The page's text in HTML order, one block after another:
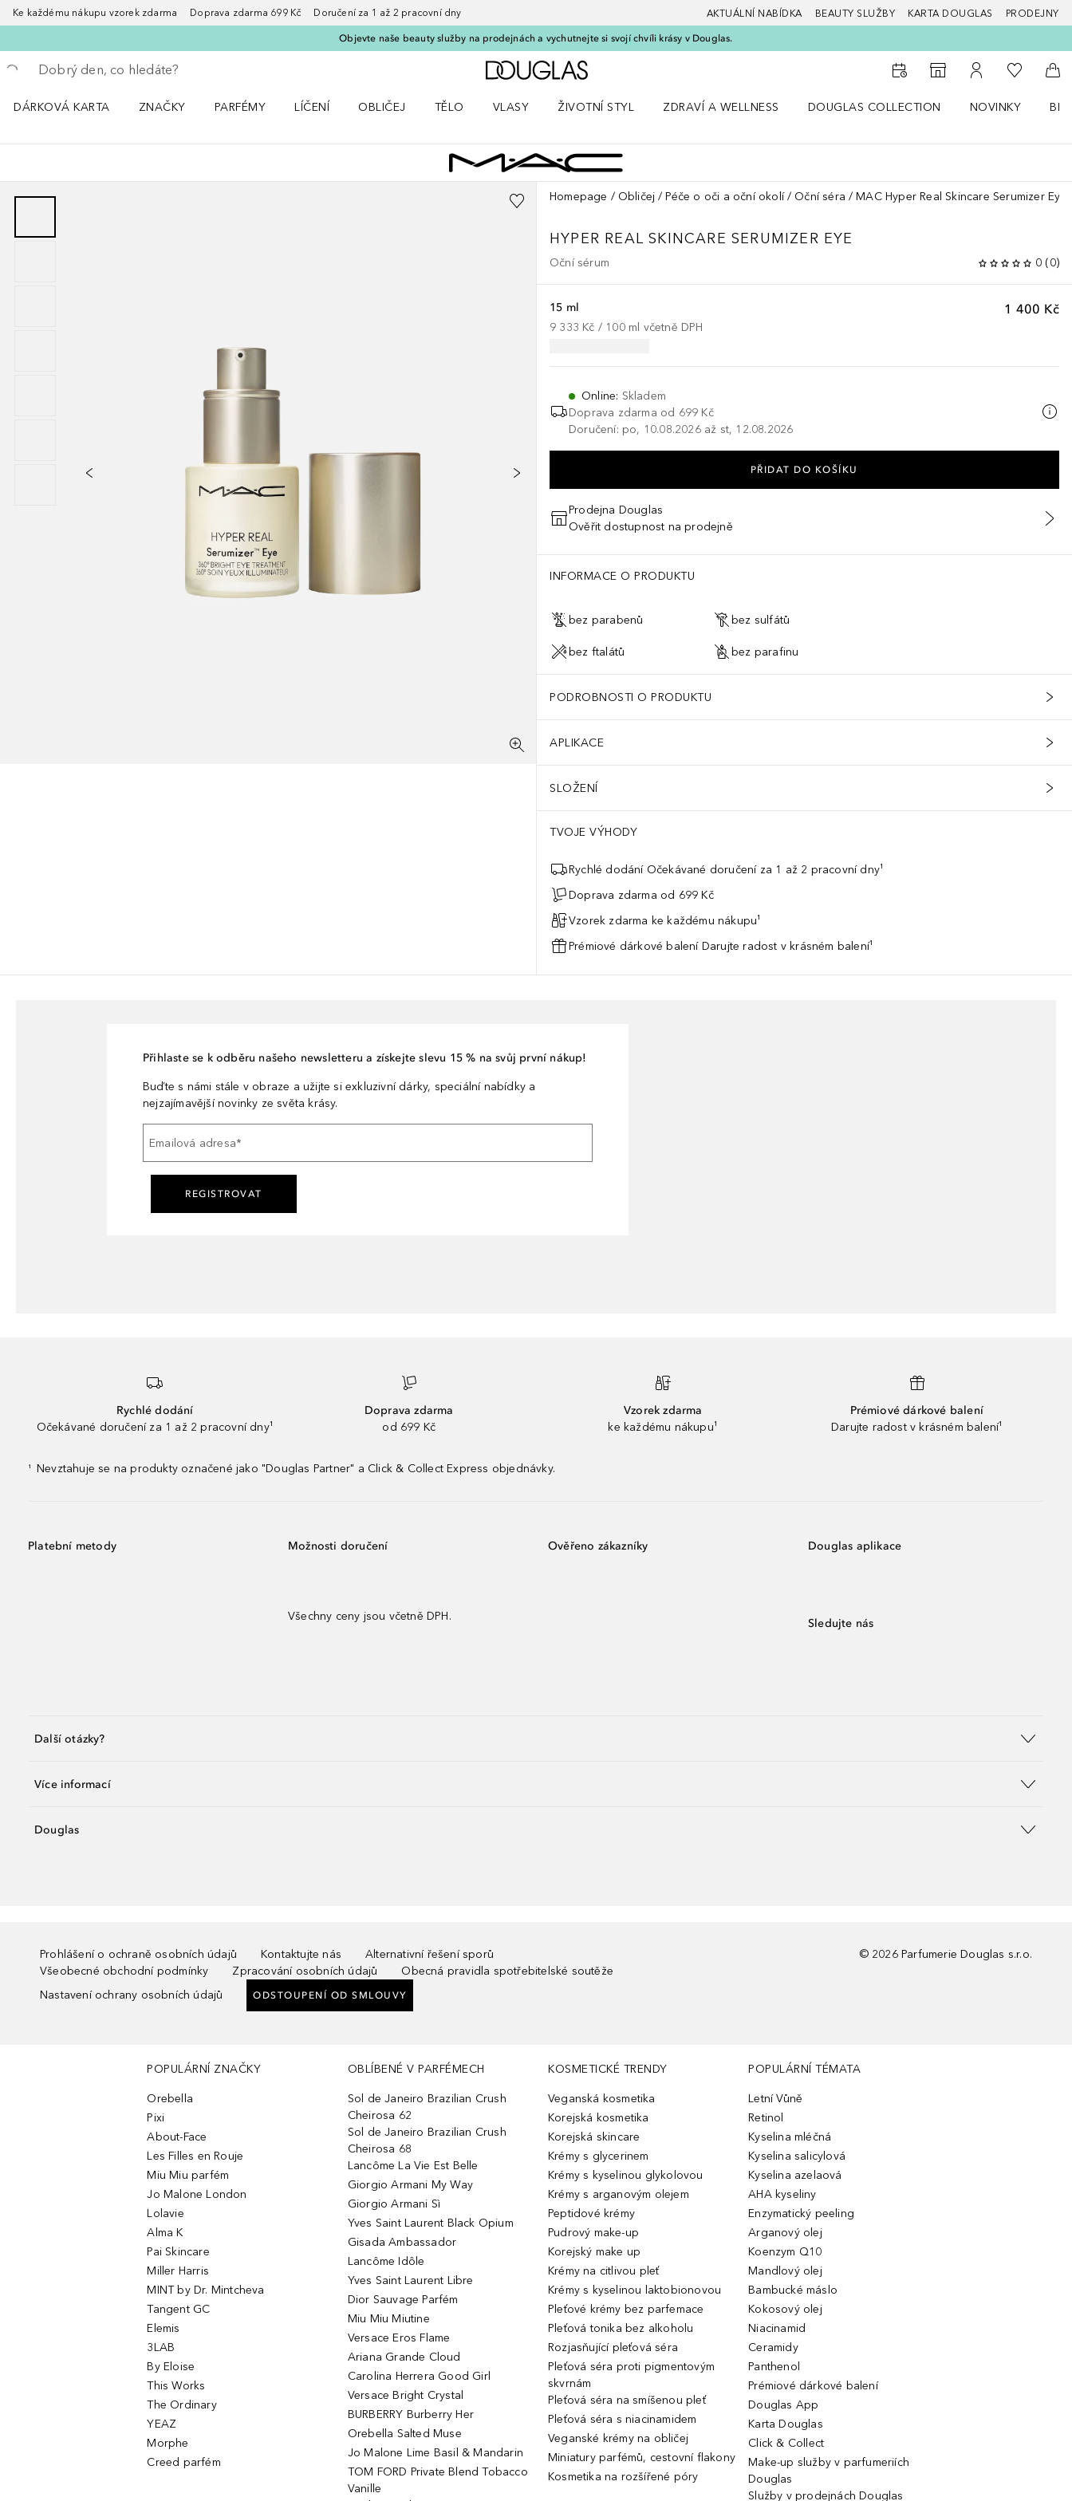
Ke každému nákupu vzorek zdarma Doprava zdarma 699 Kč Doručení za 1 až 2 pracovní dny AKTUÁLNÍ NABÍDKA BEAUTY SLUŽBY KARTA DOUGLAS PRODEJNY
Objevte naše beauty služby na prodejnách a vychutnejte si svojí chvíli krásy v Douglas.
Vraťte se
Proveďte vyhledávání
Domů
K vyhledávači prodejen
K mému účtu
K mému
Do
DÁRKOVÁ KARTA
ZNAČKY
PARFÉMY
LÍČENÍ
OBLIČEJ
TĚLO
VLASY
ŽIVOTNÍ STYL
ZDRAVÍ A WELLNESS
DOUGLAS COLLECTION
NOVINKY
Homepage Obličej Péče o oči a oční okolí Oční séra MAC Hyper Real Skincare Serumizer Eye
HYPER REAL SKINCARE SERUMIZER EYE
Oční sérum 0 (0)
1 400 Kč
15 ml
9 333 Kč / 100 ml včetně DPH
Online: Skladem
Doprava zdarma od 699 Kč
Doručení: po, 10.08.2026 až st, 12.08.2026
PŘIDAT DO KOŠÍKU
Prodejna Douglas
Ověřit dostupnost na prodejně
INFORMACE O PRODUKTU
bez parabenů bez sulfátů
bez ftalátů bez parafinu
PODROBNOSTI O PRODUKTU
APLIKACE
SLOŽENÍ
TVOJE VÝHODY
Rychlé dodání Očekávané doručení za 1 až 2 pracovní dny¹
Doprava zdarma od 699 Kč
Vzorek zdarma ke každému nákupu¹
Prémiové dárkové balení Darujte radost v krásném balení¹
Přihlaste se k odběru našeho newsletteru a získejte slevu 15 % na svůj první nákup!
Buďte s námi stále v obraze a užijte si exkluzivní dárky, speciální nabídky a
nejzajímavější novinky ze světa krásy.
Emailová adresa*
REGISTROVAT
Rychlé dodání
Očekávané doručení za 1 až 2 pracovní dny¹
Doprava zdarma
od 699 Kč
Vzorek zdarma
ke každému nákupu¹
Prémiové dárkové balení
Darujte radost v krásném balení¹
¹ Nevztahuje se na produkty označené jako "Douglas Partner" a Click & Collect Express objednávky.
Platební metody Možnosti doručení
Všechny ceny jsou včetně DPH.
Ověřeno zákazníky Douglas aplikace
Sledujte nás
Další otázky?
Více informací
Douglas
Prohlášení o ochraně osobních údajů Kontaktujte nás
Alternativní řešení sporů
Všeobecné obchodní podmínky
Zpracování osobních údajů
Obecná pravidla spotřebitelské soutěže
Nastavení ochrany osobních údajů
ODSTOUPENÍ OD SMLOUVY
© 2026 Parfumerie Douglas s.r.o.
POPULÁRNÍ ZNAČKY
Orebella
Pixi
About-Face
Les Filles en Rouje
Miu Miu parfém
Jo Malone London
Lolavie
Alma K
Pai Skincare
Miller Harris
MINT by Dr. Mintcheva
Tangent GC
Elemis
3LAB
By Eloise
This Works
The Ordinary
YEAZ
Morphe
Creed parfém
OBLÍBENÉ V PARFÉMECH
Sol de Janeiro Brazilian Crush
Cheirosa 62
Sol de Janeiro Brazilian Crush
Cheirosa 68
Lancôme La Vie Est Belle
Giorgio Armani My Way
Giorgio Armani Sì
Yves Saint Laurent Black Opium
Gisada Ambassador
Lancôme Idôle
Yves Saint Laurent Libre
Dior Sauvage Parfém
Miu Miu Miutine
Versace Eros Flame
Ariana Grande Cloud
Carolina Herrera Good Girl
Versace Bright Crystal
BURBERRY Burberry Her
Orebella Salted Muse
Jo Malone Lime Basil & Mandarin
TOM FORD Private Blend Tobacco
Vanille
KOSMETICKÉ TRENDY
Veganská kosmetika
Korejská kosmetika
Korejská skincare
Krémy s glycerinem
Krémy s kyselinou glykolovou
Krémy s arganovým olejem
Peptidové krémy
Pudrový make-up
Korejský make up
Krémy na citlivou pleť
Krémy s kyselinou laktobionovou
Pleťové krémy bez parfemace
Pleťová tonika bez alkoholu
Rozjasňující pleťová séra
Pleťová séra proti pigmentovým
skvrnám
Pleťová séra na smíšenou pleť
Pleťová séra s niacinamidem
Veganské krémy na obličej
Miniatury parfémů, cestovní flakony
Kosmetika na rozšířené póry
POPULÁRNÍ TÉMATA
Letní Vůně
Retinol
Kyselina mléčná
Kyselina salicylová
Kyselina azelaová
AHA kyseliny
Enzymatický peeling
Arganový olej
Koenzym Q10
Mandlový olej
Bambucké máslo
Kokosový olej
Niacinamid
Ceramidy
Panthenol
Prémiové dárkové balení
Douglas App
Karta Douglas
Click & Collect
Make-up služby v parfumeriích
Douglas
Služby v prodejnách Douglas